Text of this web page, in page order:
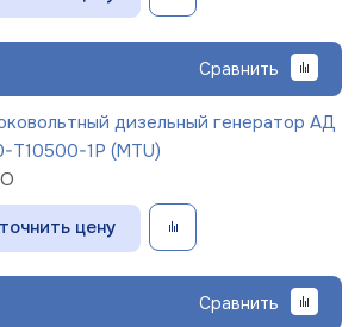
Сравнить
дизельный генератор АД
Т10500-1Р (MTU)
цену
Сравнить